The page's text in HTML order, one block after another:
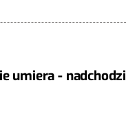
umiera - nadchodzi